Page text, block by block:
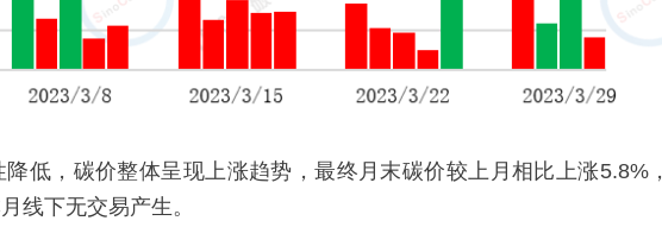
低，碳价整体呈现上涨趋势，最终月末碳价较上月相比上涨5.8%，
线下无交易产生。